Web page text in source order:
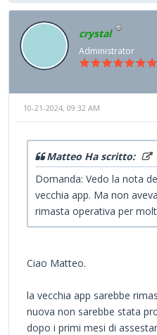
crystal
Administrator
10-21-2024, 09:32 AM
Matteo Ha scritto:
Domanda: Vedo la nota
vecchia app. Ma non
rimasta operativa per
Ciao Matteo.
la vecchia app sarebbe
nuova non sarebbe stata
dopo i primi mesi di